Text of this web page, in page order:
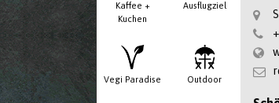
Kaffee +
Kuchen
Ausflug­ziel
Vegi Paradise Outdoor